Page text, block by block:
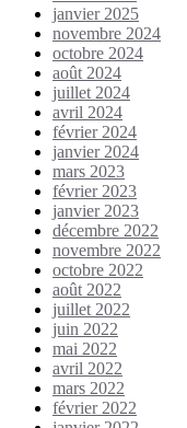
janvier 2025
novembre 2024
octobre 2024
août 2024
juillet 2024
avril 2024
février 2024
janvier 2024
mars 2023
février 2023
janvier 2023
décembre 2022
novembre 2022
octobre 2022
août 2022
juillet 2022
juin 2022
mai 2022
avril 2022
mars 2022
février 2022